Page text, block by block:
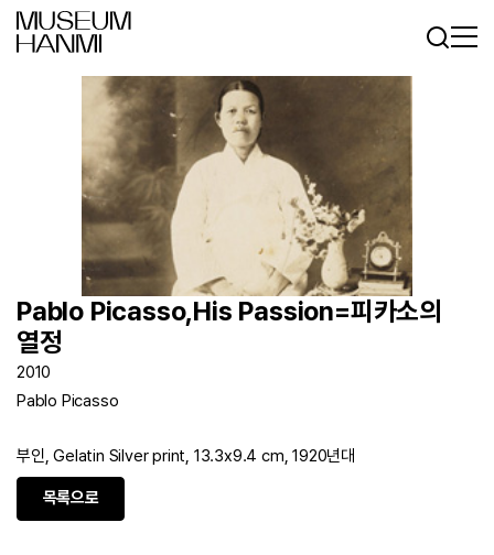
Pablo Picasso,His Passion=피카소의
열정
2010
Pablo Picasso
부인, Gelatin Silver print, 13.3x9.4 cm, 1920년대
목록으로